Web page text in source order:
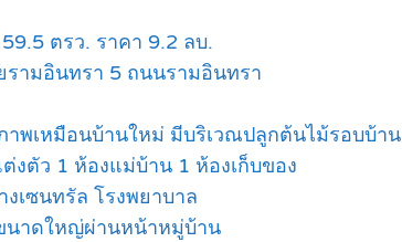
ตรว. ราคา 9.2 ลบ.
ามอินทรา 5 ถนนรามอินทรา
าพเหมือนบ้านใหม่ มีบริเวณปลูกต้นไม้รอบบ้าน
งตัว 1 ห้องแม่บ้าน 1 ห้องเก็บของ
เซนทรัล โรงพยาบาล
นาดใหญ่ผ่านหน้าหมู่บ้าน